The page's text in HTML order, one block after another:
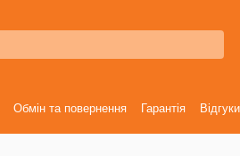
Обмін та повернення Гарантія Відгуки